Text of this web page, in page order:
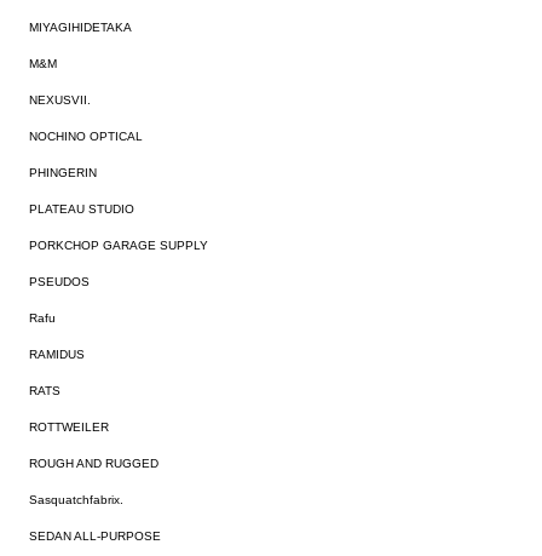
MIYAGIHIDETAKA
M&M
NEXUSVII.
NOCHINO OPTICAL
PHINGERIN
PLATEAU STUDIO
PORKCHOP GARAGE SUPPLY
PSEUDOS
Rafu
RAMIDUS
RATS
ROTTWEILER
ROUGH AND RUGGED
Sasquatchfabrix.
SEDAN ALL-PURPOSE